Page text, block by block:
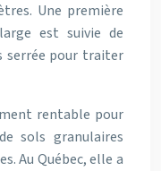
Une première
est suivie de
serrée pour traiter
rentable pour
sols granulaires
Au Québec, elle a